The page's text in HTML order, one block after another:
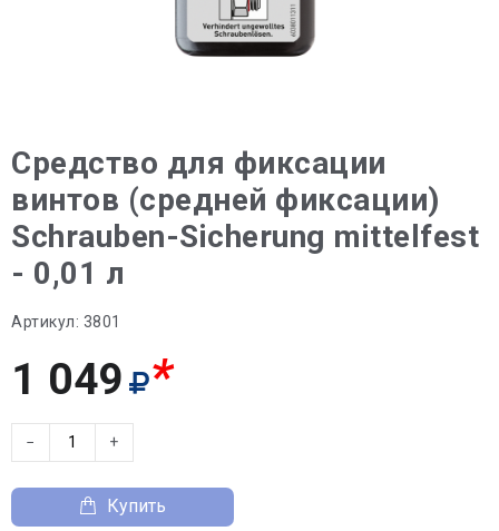
Средство для фиксации
винтов (средней фиксации)
Schrauben-Sicherung mittelfest
- 0,01 л
Артикул: 3801
1 049 *
− +
Купить